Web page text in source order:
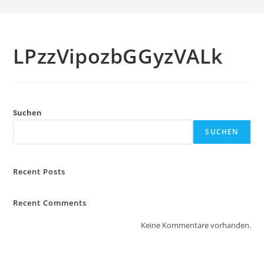
LPzzVipozbGGyzVALk
Suchen
SUCHEN
Recent Posts
Recent Comments
Keine Kommentare vorhanden.